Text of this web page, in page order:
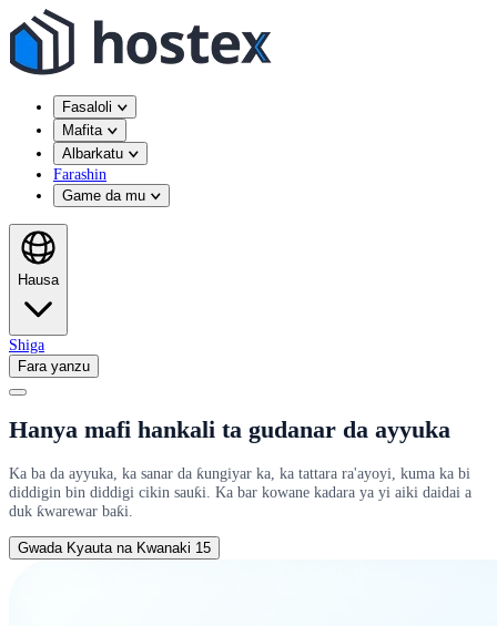
Fasaloli
Mafita
Albarkatu
Farashin
Game da mu
Hausa
Shiga
Fara yanzu
Hanya mafi hankali ta gudanar da ayyuka
Ka ba da ayyuka, ka sanar da ƙungiyar ka, ka tattara ra'ayoyi, kuma ka bi
diddigin bin diddigi cikin sauƙi. Ka bar kowane kadara ya yi aiki daidai a
duk ƙwarewar baƙi.
Gwada Kyauta na Kwanaki 15